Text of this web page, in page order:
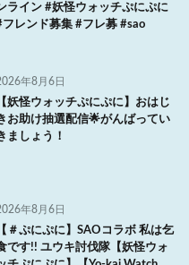
ライン #妖怪ウォッチぷにぷに
フレンド募集 #フレ募 #sao
年8月6日
【妖怪ウォッチぷにぷに】おはじ
お助け抽選配信🌟がんばってい
ましょう！
年8月6日
【＃ぷにぷに】SAOコラボ 私は乞
です!! ユウキ討伐隊【妖怪ウォ